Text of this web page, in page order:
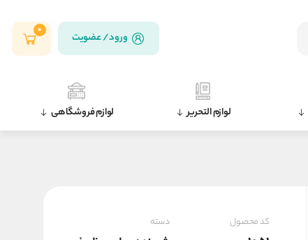
ورود / عضویت
0
لوازم التحریر لوازم فروشگاهی
کد محصول دسته